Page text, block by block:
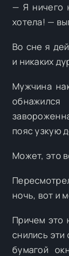
— Я ничего
хотела! —
Во сне я
и никаких
Мужчина
пояс узкую
Может, это
ночь, вот и
Причем это
снились
бумагой